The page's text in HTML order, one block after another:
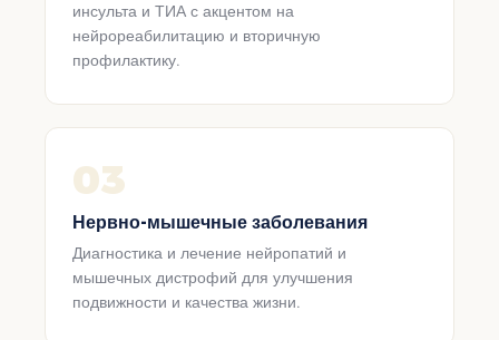
инсульта и ТИА с акцентом на
нейрореабилитацию и вторичную
профилактику.
03
Нервно-мышечные заболевания
Диагностика и лечение нейропатий и
мышечных дистрофий для улучшения
подвижности и качества жизни.